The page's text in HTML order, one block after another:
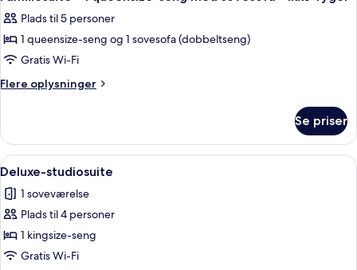
alle
billeder
af
Familiesuite
-
seng
med
sovesofa
-
ikke-
ryger
Plads til 5 personer
1 queensize-seng og 1 sovesofa (dobbeltseng)
Gratis Wi-Fi
Flere oplysninger
Flere
-
queensize-
med
sovesofa
ikke-
ryger
Se priser
Indlæs
alle
billeder
af
Deluxe-
studiosuite
Et hotelværelse med to senge, et
1
Deluxe-studiosuite
1 soveværelse
Plads til 4 personer
1 kingsize-seng
Gratis Wi-Fi